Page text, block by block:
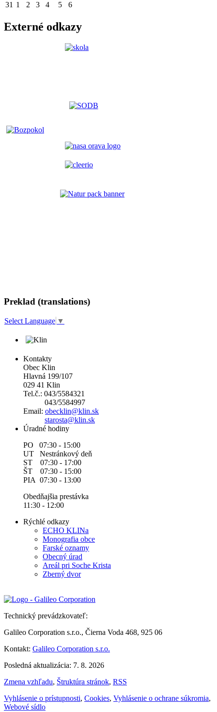
31 1 2 3 4 5 6
Externé odkazy
Preklad (translations)
Select Language ▼
Kontakty
Obec Klin
Hlavná 199/107
029 41 Klin
Tel.č.: 043/5584321
043/5584997
Email: obecklin@klin.sk
starosta@klin.sk
Úradné hodiny
PO 07:30 - 15:00
UT Nestránkový deň
ST 07:30 - 17:00
ŠT 07:30 - 15:00
PIA 07:30 - 13:00
Obedňajšia prestávka
11:30 - 12:00
Rýchlé odkazy
ECHO KLINa
Monografia obce
Farské oznamy
Obecný úrad
Areál pri Soche Krista
Zberný dvor
Technický prevádzkovateľ:
Galileo Corporation s.r.o., Čierna Voda 468, 925 06
Kontakt: Galileo Corporation s.r.o.
Posledná aktualizácia: 7. 8. 2026
Zmena vzhľadu, Štruktúra stránok, RSS
Vyhlásenie o prístupnosti, Cookies, Vyhlásenie o ochrane súkromia,
Webové sídlo